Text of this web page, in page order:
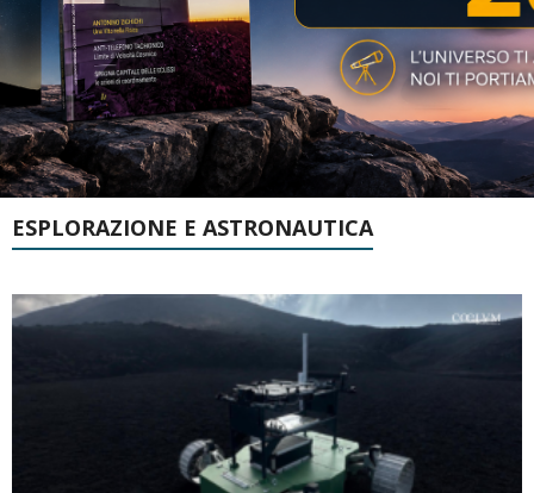
ESPLORAZIONE E ASTRONAUTICA